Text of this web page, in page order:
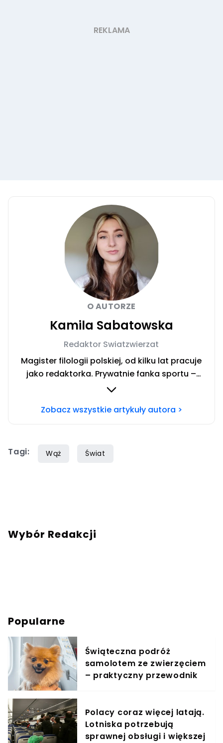
O AUTORZE
Kamila Sabatowska
Redaktor Swiatzwierzat
Magister filologii polskiej, od kilku lat pracuje
jako redaktorka. Prywatnie fanka sportu –
zwłaszcza siatkówki i miłośniczka zwierząt.
ze mną skontaktować?Napisz adresowaną do
Zobacz wszystkie artykuły autora >
Tagi: Wąż Świat
Wybór Redakcji
Popularne
Świąteczna podróż
samolotem ze zwierzęciem
– praktyczny przewodnik
Polacy coraz więcej latają.
Lotniska potrzebują
sprawnej obsługi i większej